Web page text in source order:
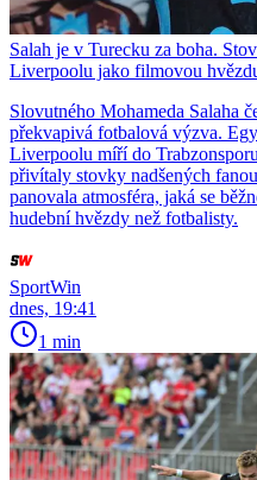
Salah je v Turecku za boha.
Liverpoolu jako filmovou
Slovutného Mohameda Salaha
překvapivá fotbalová výzva.
Liverpoolu míří do
přivítaly stovky nadšených
panovala atmosféra, jaká se
hudební hvězdy než fotbalisty.
SportWin
dnes, 19:41
1 min